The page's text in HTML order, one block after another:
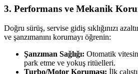
3. Performans ve Mekanik
Doğru sürüş, servise gidiş sıklığınızı
ve şanzımanını korumayı öğrenin:
Şanzıman Sağlığı: Otomatik
park etme ve yokuş ritüelleri.
Turbo/Motor Koruması: İlk